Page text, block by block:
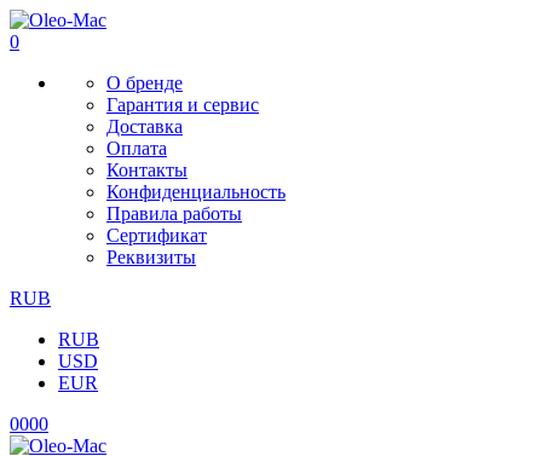
0
О бренде
Гарантия и сервис
Доставка
Оплата
Контакты
Конфиденциальность
Правила работы
Сертификат
Реквизиты
RUB
RUB
USD
EUR
0000